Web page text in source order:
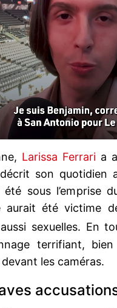
Larissa Ferrari a
son quotidien
sous l’emprise
aurait été victime
sexuelles. En
terrifiant,
les caméras.